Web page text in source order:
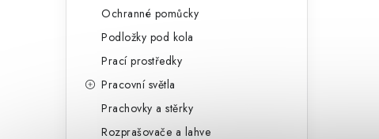
Ochranné pomůcky
Podložky pod kola
Prací prostředky
Pracovní světla
Prachovky a stěrky
Rozprašovače a lahve